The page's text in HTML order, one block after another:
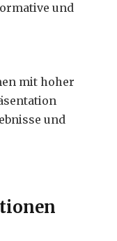
und
mit hoher
und